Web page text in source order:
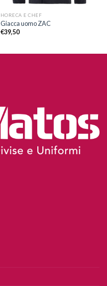
HORECA E CHEF
Giacca uomo ZAC
€39,50